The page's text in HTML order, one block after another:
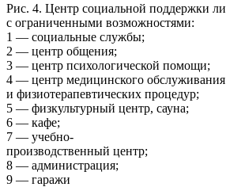
Рис. 4. Центр социальной поддержки
с ограниченными возможностями:
1 — социальные службы;
2 — центр общения;
3 — центр психологической помощи;
4 — центр медицинского обслуживания
и физиотерапевтических процедур;
5 — физкультурный центр, сауна;
6 — кафе;
7 — учебно-
производственный центр;
8 — администрация;
9 — гаражи